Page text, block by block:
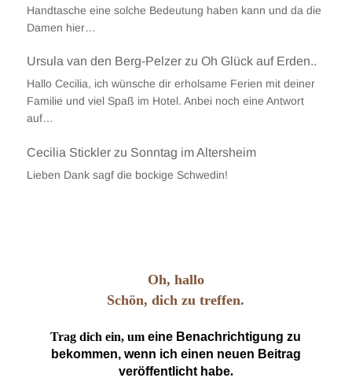
Handtasche eine solche Bedeutung haben kann und da die
Damen hier…
Ursula van den Berg-Pelzerzu Oh Glück auf Erden..
Hallo Cecilia, ich wünsche dir erholsame Ferien mit deiner
Familie und viel Spaß im Hotel. Anbei noch eine Antwort
auf…
Cecilia Sticklerzu Sonntag im Altersheim
Lieben Dank sagf die bockige Schwedin!
Oh, hallo
Schön, dich zu treffen.
Trag dich ein, umeine Benachrichtigung zu
bekommen, wenn ich einen neuen Beitrag
veröffentlicht habe.